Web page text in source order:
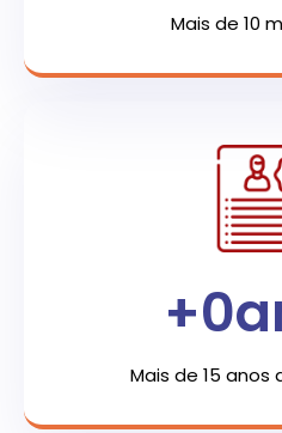
Mais de 10
Mais de 15 anos
+0